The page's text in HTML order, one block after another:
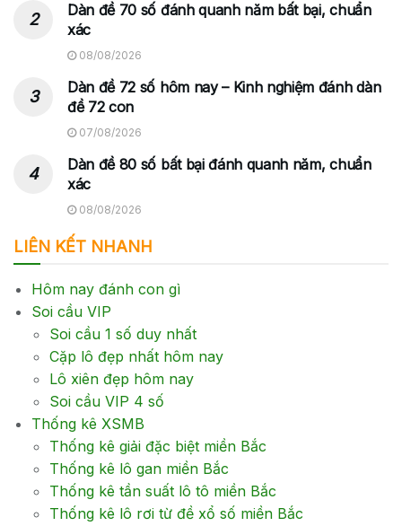
Dàn đề 70 số đánh quanh năm bất bại, chuẩn
xác
08/08/2026
Dàn đề 72 số hôm nay – Kinh nghiệm đánh dàn
đề 72 con
07/08/2026
Dàn đề 80 số bất bại đánh quanh năm, chuẩn
xác
08/08/2026
LIÊN KẾT NHANH
Hôm nay đánh con gì
Soi cầu VIP
Soi cầu 1 số duy nhất
Cặp lô đẹp nhất hôm nay
Lô xiên đẹp hôm nay
Soi cầu VIP 4 số
Thống kê XSMB
Thống kê giải đặc biệt miền Bắc
Thống kê lô gan miền Bắc
Thống kê tần suất lô tô miền Bắc
Thống kê lô rơi từ đề xổ số miền Bắc